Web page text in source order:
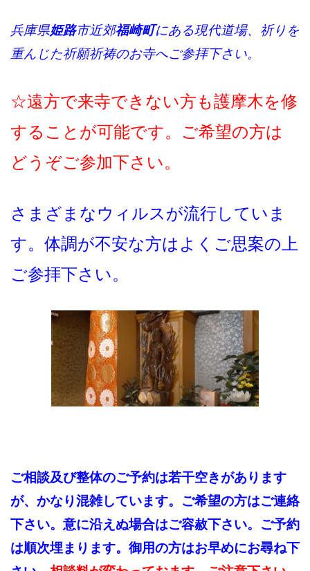
兵庫県姫路市近郊福崎町にある現代道場、祈りを
重んじた祈願祈祷のお寺へご参拝下さい。
☆遠方で来寺できない方も護摩木を修
することが可能です。ご希望の方は
どうぞご参加下さい。
さまざまなウィルスが流行していま
す。体調が不安な方はよくご思案の上
ご参拝下さい。
ご相談及び整体のご予約は若干空きがあります
が、かなり混雑しています。ご希望の方はご連絡
下さい。 意に沿えぬ場合はご容赦下さい。ご予約
は順次埋まります。 御用の方はお早めにお尋ね下